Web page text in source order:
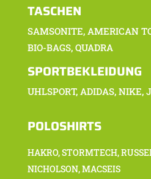
TASCHEN
SAMSONITE, AMERICAN
BIO-BAGS, QUADRA
SPORTBEKLEIDUNG
UHLSPORT, ADIDAS, NIKE,
POLOSHIRTS
HAKRO,STORMTECH,
NICHOLSON, MACSEIS